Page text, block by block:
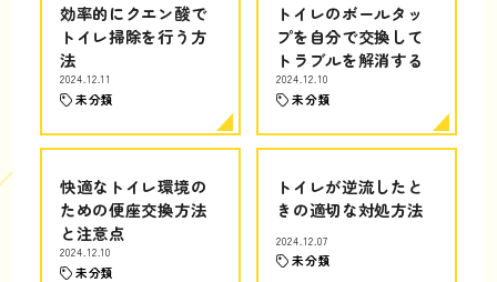
効率的にクエン酸で
トイレ掃除を行う方
法
2024.12.11
未分類
トイレのボールタッ
プを自分で交換して
トラブルを解消する
2024.12.10
未分類
快適なトイレ環境の
ための便座交換方法
と注意点
2024.12.10
未分類
トイレが逆流したと
きの適切な対処方法
2024.12.07
未分類